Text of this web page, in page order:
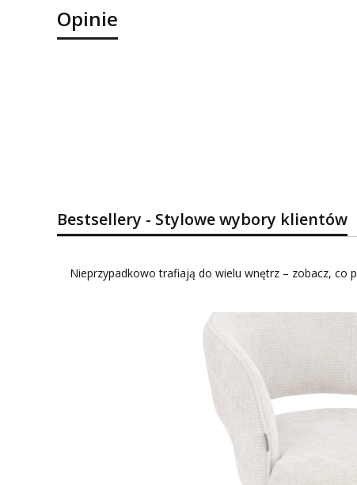
Opinie
Bestsellery - Stylowe wybory klientów
Nieprzypadkowo trafiają do wielu wnętrz – zobacz, co